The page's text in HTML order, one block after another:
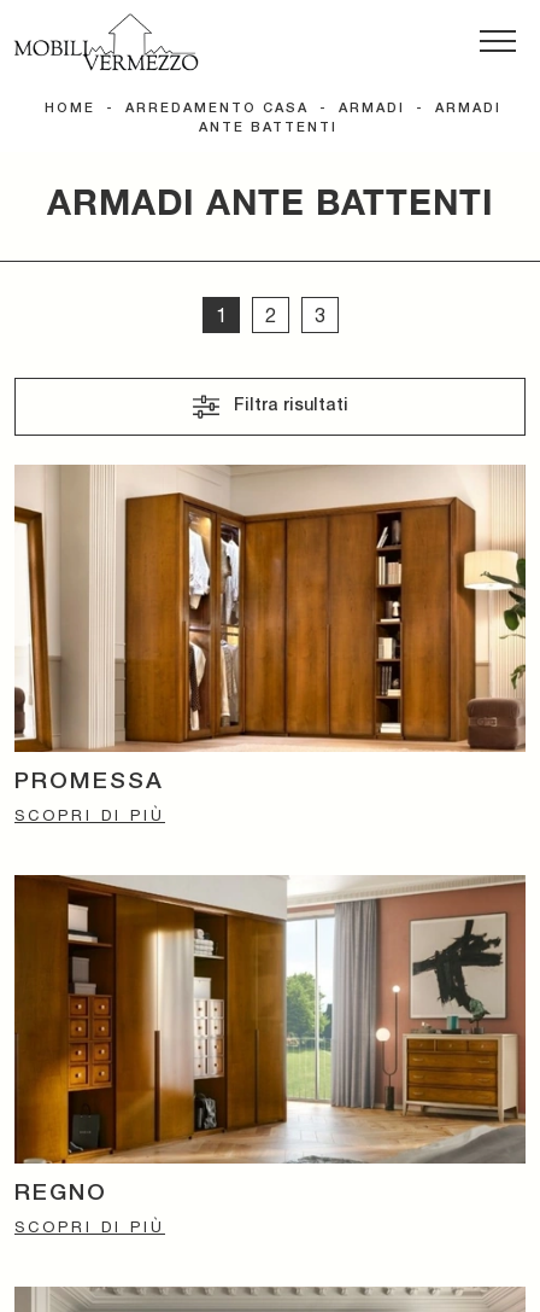
HOME - ARREDAMENTO CASA - ARMADI -
ARMADI
ANTE BATTENTI
ARMADI ANTE BATTENTI
1 2 3
Filtra risultati
PROMESSA
SCOPRI DI PIÙ
REGNO
SCOPRI DI PIÙ